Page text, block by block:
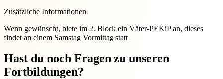
Zusätzliche Informationen
Wenn gewünscht, biete im 2. Block ein Väter-PEKiP an, dieses
findet an einem Samstag Vormittag statt
Hast du noch Fragen zu unseren
Fortbildungen?